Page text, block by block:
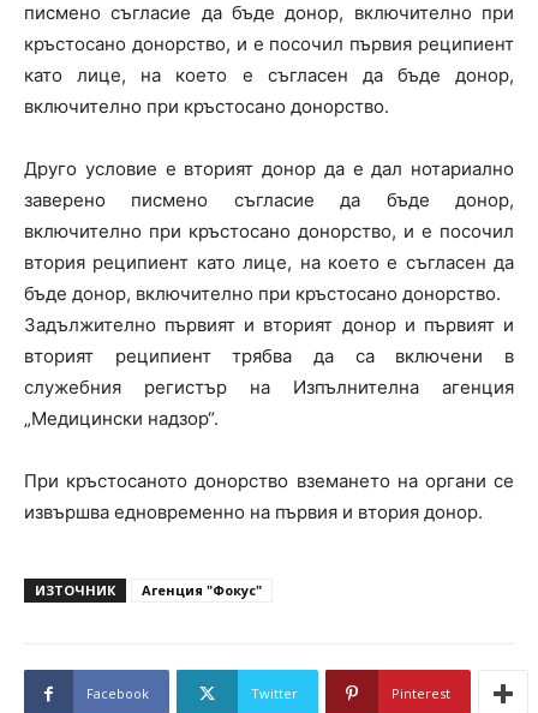
писмено съгласие да бъде донор, включително при
кръстосано донорство, и е посочил първия реципиент
като лице, на което е съгласен да бъде донор,
включително при кръстосано донорство.
Друго условие е вторият донор да е дал нотариално
заверено писмено съгласие да бъде донор,
включително при кръстосано донорство, и е посочил
втория реципиент като лице, на което е съгласен да
бъде донор, включително при кръстосано донорство.
Задължително първият и вторият донор и първият и
вторият реципиент трябва да са включени в
служебния регистър на Изпълнителна агенция
„Медицински надзор“.
При кръстосаното донорство вземането на органи се
извършва едновременно на първия и втория донор.
ИЗТОЧНИК Агенция "Фокус"
Facebook Twitter Pinterest